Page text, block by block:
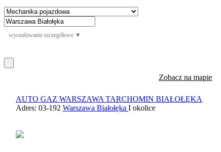
wyszukiwanie szczegółowe ▼
Zobacz na mapie
AUTO GAZ WARSZAWA TARCHOMIN BIAŁOŁĘKA
Adres: 03-192 Warszawa Białołęka I okolice